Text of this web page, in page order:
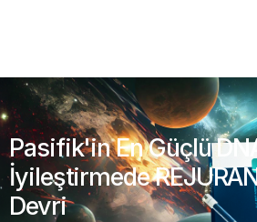
Pasifik'in En Güçlü
İyileştirmede
Devri